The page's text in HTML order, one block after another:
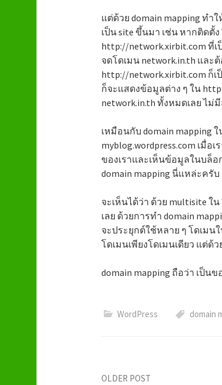
แต่ด้วย domain mapping ทำ
เป็น site ขึ้นมา เช่น หากติดตั้
http://network.xirbit.com ที่
จดโดเมน network.in.th และ
http://network.xirbit.com ก็
ก็จะแสดงข้อมูลต่าง ๆ ใน
network.in.th ทั้งหมดเลย ไม่
เหมือนกับ domain mapping
myblog.wordpress.com เมื่อ
ของเราและเห็นข้อมูลในบล็
domain mapping นี่แหล่ะครับ
จะเห็นได้ว่า ด้วย multisite ใ
เลย ด้วยการทำ domain
จะประยุกต์ใช้หลาย ๆ โดเมน
โดเมนเพียงโดเมนเดียว แต่ด้
domain mapping ถือว่า เป็น
WordPress domain
OLDER POST